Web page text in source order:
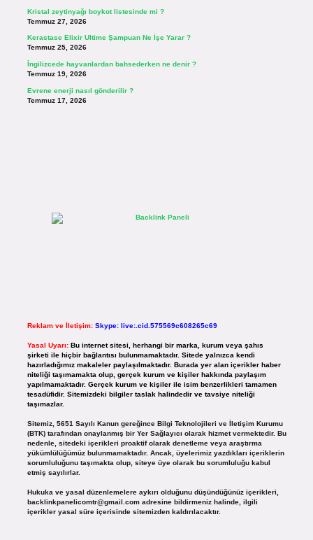
Kristal zeytinyağı boykot listesinde mi ?
Temmuz 27, 2026
Kerastase Elixir Ultime Şampuan Ne İşe Yarar ?
Temmuz 25, 2026
İngilizcede hayvanlardan bahsederken ne denir ?
Temmuz 19, 2026
Evrene enerji nasıl gönderilir ?
Temmuz 17, 2026
Reklam ve İletişim: Skype: live:.cid.575569c608265c69
Yasal Uyarı: Bu internet sitesi, herhangi bir marka, kurum veya şahıs
şirketi ile hiçbir bağlantısı bulunmamaktadır. Sitede yalnızca kendi
hazırladığımız makaleler paylaşılmaktadır. Burada yer alan içerikler haber
niteliği taşımamakta olup, gerçek kurum ve kişiler hakkında paylaşım
yapılmamaktadır. Gerçek kurum ve kişiler ile isim benzerlikleri tamamen
tesadüfidir. Sitemizdeki bilgiler taslak halindedir ve tavsiye niteliği
taşımazlar.
Sitemiz, 5651 Sayılı Kanun gereğince Bilgi Teknolojileri ve İletişim Kurumu
(BTK) tarafından onaylanmış bir Yer Sağlayıcı olarak hizmet vermektedir. Bu
nedenle, sitedeki içerikleri proaktif olarak denetleme veya araştırma
yükümlülüğümüz bulunmamaktadır. Ancak, üyelerimiz yazdıkları içeriklerin
sorumluluğunu taşımakta olup, siteye üye olarak bu sorumluluğu kabul
etmiş sayılırlar.
Hukuka ve yasal düzenlemelere aykırı olduğunu düşündüğünüz içerikleri,
backlinkpanelicomtr@gmail.comadresine bildirmeniz halinde, ilgili
içerikler yasal süre içerisinde sitemizden kaldırılacaktır.